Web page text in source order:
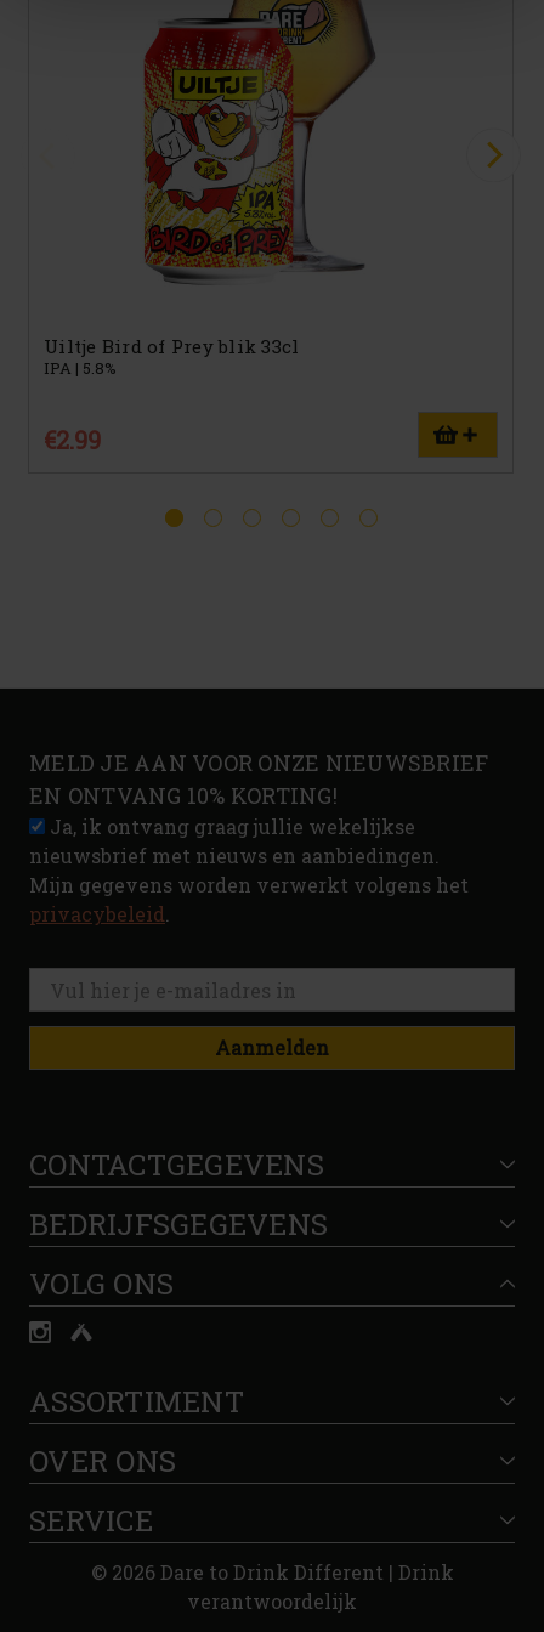
Uiltje Bird of Prey blik 33cl
IPA | 5.8%
€2.99
MELD JE AAN VOOR ONZE NIEUWSBRIEF
EN ONTVANG 10% KORTING!
Ja, ik ontvang graag jullie wekelijkse
nieuwsbrief met nieuws en aanbiedingen.
Mijn gegevens worden verwerkt volgens het
privacybeleid
Aanmelden
CONTACTGEGEVENS
BEDRIJFSGEGEVENS
VOLG ONS
ASSORTIMENT
OVER ONS
SERVICE
© 2026 Dare to Drink Different | Drink
verantwoordelijk